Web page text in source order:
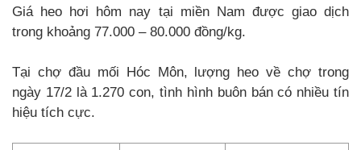
Giá heo hơi hôm nay tại miền Nam được giao dịch
trong khoảng 77.000 – 80.000 đồng/kg.
Tại chợ đầu mối Hóc Môn, lượng heo về chợ trong
ngày 17/2 là 1.270 con, tình hình buôn bán có nhiều tín
hiệu tích cực.